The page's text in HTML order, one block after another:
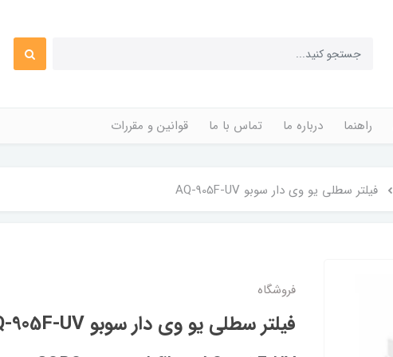
راهنما درباره ما تماس با ما قوانین و مقررات
فیلتر سطلی یو وی دار سوبو AQ-905F-UV
فروشگاه
فیلتر سطلی یو وی دار سوبو AQ-905F-UV